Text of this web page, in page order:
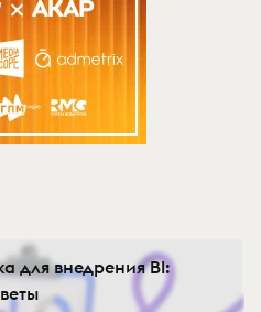
для внедрения BI: